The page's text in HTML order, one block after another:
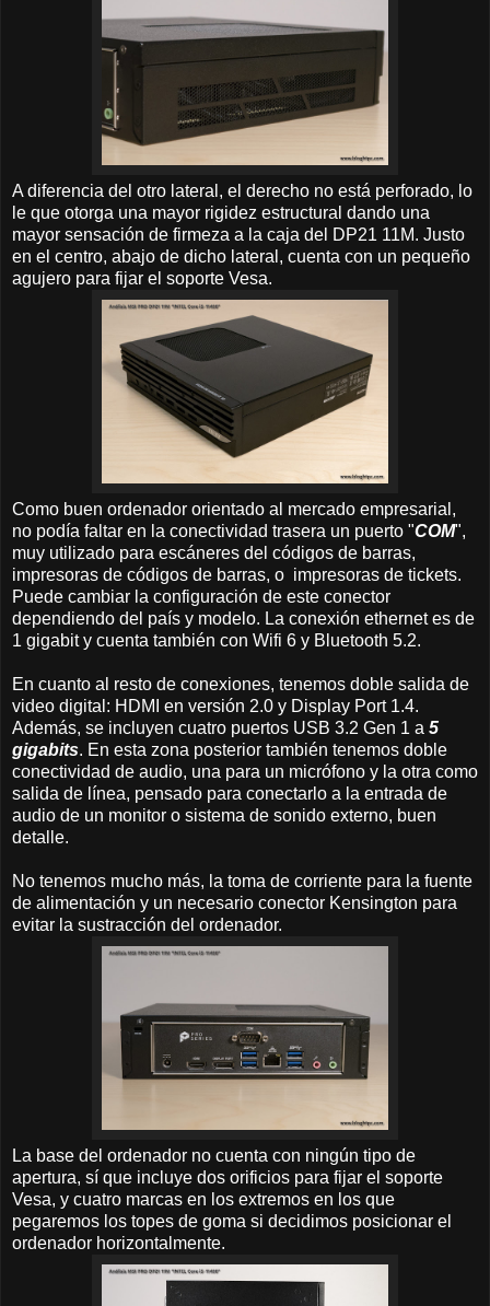
A diferencia del otro lateral, el derecho no está perforado, lo
le que otorga una mayor rigidez estructural dando una
mayor sensación de firmeza a la caja del DP21 11M. Justo
en el centro, abajo de dicho lateral, cuenta con un pequeño
agujero para fijar el soporte Vesa.
Como buen ordenador orientado al mercado empresarial,
no podía faltar en la conectividad trasera un puerto "COM",
muy utilizado para escáneres del códigos de barras,
impresoras de códigos de barras, o impresoras de tickets.
Puede cambiar la configuración de este conector
dependiendo del país y modelo. La conexión ethernet es de
1 gigabit y cuenta también con Wifi 6 y Bluetooth 5.2.
En cuanto al resto de conexiones, tenemos doble salida de
video digital: HDMI en versión 2.0 y Display Port 1.4.
Además, se incluyen cuatro puertos USB 3.2 Gen 1 a 5
gigabits. En esta zona posterior también tenemos doble
conectividad de audio, una para un micrófono y la otra como
salida de línea, pensado para conectarlo a la entrada de
audio de un monitor o sistema de sonido externo, buen
detalle.
No tenemos mucho más, la toma de corriente para la fuente
de alimentación y un necesario conector Kensington para
evitar la sustracción del ordenador.
La base del ordenador no cuenta con ningún tipo de
apertura, sí que incluye dos orificios para fijar el soporte
Vesa, y cuatro marcas en los extremos en los que
pegaremos los topes de goma si decidimos posicionar el
ordenador horizontalmente.